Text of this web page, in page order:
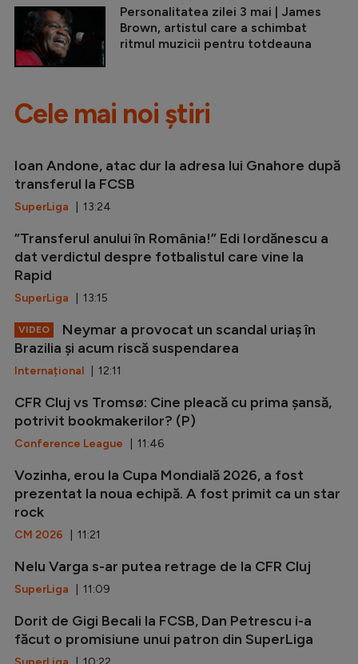
Personalitatea zilei 3 mai | James
Brown, artistul care a schimbat
ritmul muzicii pentru totdeauna
Cele mai noi știri
Ioan Andone, atac dur la adresa lui Gnahore după
transferul la FCSB
SuperLiga | 13:24
”Transferul anului în România!” Edi Iordănescu a
dat verdictul despre fotbalistul care vine la
Rapid
SuperLiga | 13:15
VIDEO
Neymar a provocat un scandal uriaș în
Brazilia și acum riscă suspendarea
Internațional | 12:11
CFR Cluj vs Tromsø: Cine pleacă cu prima șansă,
potrivit bookmakerilor? (P)
Conference League | 11:46
Vozinha, erou la Cupa Mondială 2026, a fost
prezentat la noua echipă. A fost primit ca un star
rock
CM 2026 | 11:21
Nelu Varga s-ar putea retrage de la CFR Cluj
SuperLiga | 11:09
Dorit de Gigi Becali la FCSB, Dan Petrescu i-a
făcut o promisiune unui patron din SuperLiga